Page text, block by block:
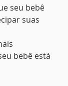
seu bebê
suas
bebê está